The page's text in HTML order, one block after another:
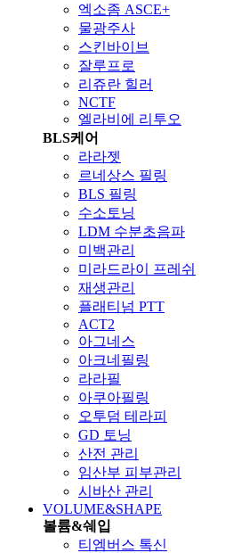
엑소좀 ASCE+
물광주사
스킨바이브
잘루프로
리쥬란 힐러
NCTF
엘라비에 리투오
BLS케어
라라젯
르네상스 필링
BLS 필링
수소토닝
LDM 수분초음파
미백관리
미라드라이 프레쉬
재생관리
플래티넘 PTT
ACT2
아그네스
아크네필링
라라필
아쿠아필링
오투덤 테라피
GD 토닝
산전 관리
임산부 피부관리
시바산 관리
VOLUME&SHAPE
볼륨&쉐입
티엠버스 톡신